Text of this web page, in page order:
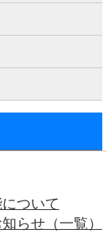
ついて
らせ（一覧）